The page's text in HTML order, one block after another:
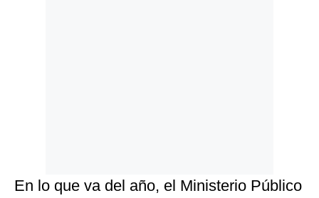
En lo que va del año, el Ministerio Público